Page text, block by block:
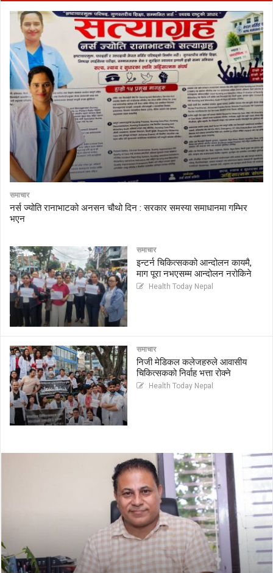
समाचार
नर्स ज्योति रानाभाटको अनसन चौथो दिन : सरकार समस्या समाधानमा गम्भिर
भएन
समाचार
इन्टर्न चिकित्सकको आन्दोलन कायमै,
माग पूरा नभएसम्म आन्दोलन नरोकिने
Health Today Nepal
समाचार
निजी मेडिकल कलेजहरुले आवासीय
चिकित्सकको निर्वाह भत्ता रोक्ने
Health Today Nepal